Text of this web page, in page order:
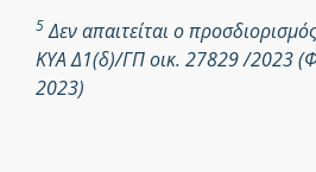
5Δεν απαιτείται ο
ΚΥΑ Δ1(δ)/ΓΠ οικ. 27829 /2023
2023)